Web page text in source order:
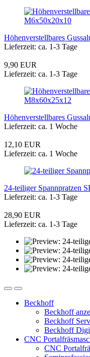
Höhenverstellbares
Lieferzeit: ca. 1-3 Tage
9,90 EUR
Lieferzeit: ca. 1-3 Tage
Höhenverstellbares
Lieferzeit: ca. 1 Woche
12,10 EUR
Lieferzeit: ca. 1 Woche
24-teiliger Spannpratzen
Lieferzeit: ca. 1-3 Tage
28,90 EUR
Lieferzeit: ca. 1-3 Tage
Beckhoff
Beckhoff
Beckhoff
Beckhoff
CNC
CNC